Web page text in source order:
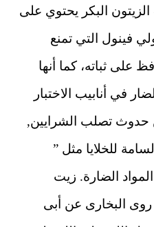
البكر يحتوي على
فينول التي تمنع
على ثباته، كما أنها
في أنابيب الاختبار
حدوث تصلب الشرايين,
للخلايا مثل ”
الضارة. زيت
روى البخارى عن أبى